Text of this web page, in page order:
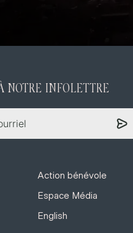
NOTRE INFOLETTRE
Action bénévole
Espace Média
English